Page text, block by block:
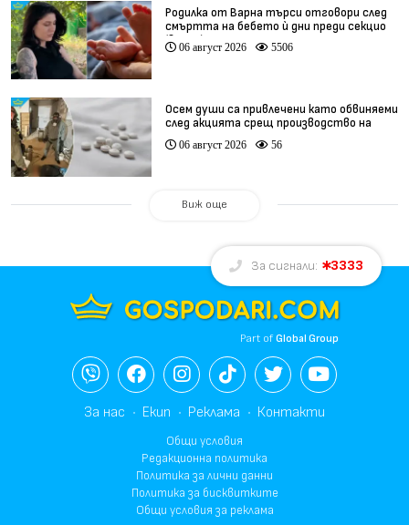
Родилка от Варна търси отговори след
смъртта на бебето ѝ дни преди секцио
(видео)
06 август 2026 5506
Осем души са привлечени като обвиняеми
след акцията срещ производство на
фентанил
06 август 2026 56
Виж още
За сигнали: 3333
Part ofGlobal Group
За нас Екип Реклама Контакти
Общи условия
Редакционна политика
Политика за лични данни
Политика за бисквитките
Общи условия за реклама